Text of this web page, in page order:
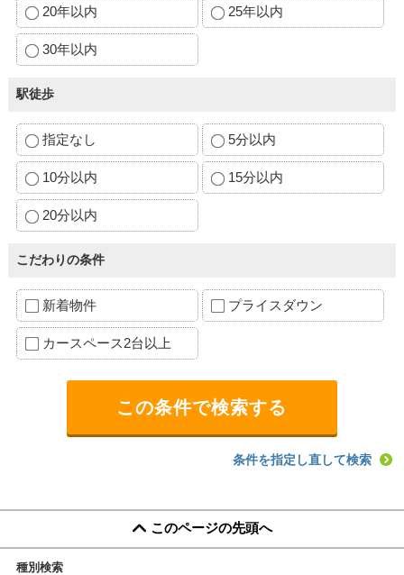
20年以内 25年以内
30年以内
駅徒歩
指定なし 5分以内
10分以内 15分以内
20分以内
こだわりの条件
新着物件 プライスダウン
カースペース2台以上
条件を指定し直して検索
このページの先頭へ
種別検索